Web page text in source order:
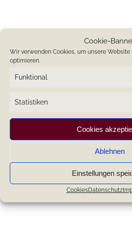
Cookie-
Wir verwenden Cookies, um unsere Website
optimieren.
Funktional
Statistiken
Cookies
Ablehnen
Einstellungen
CookiesDatenschutz